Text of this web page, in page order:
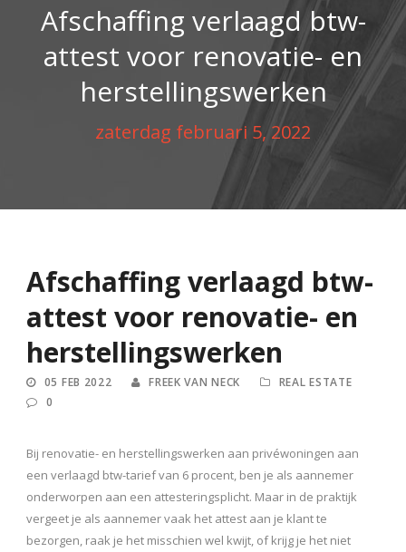
Afschaffing verlaagd btw-
attest voor renovatie- en
herstellingswerken
zaterdag februari 5, 2022
Afschaffing verlaagd btw-
attest voor renovatie- en
herstellingswerken
05 FEB 2022 FREEK VAN NECK
REAL ESTATE
0
Bij renovatie- en herstellingswerken aan privéwoningen aan
een verlaagd btw-tarief van 6 procent, ben je als aannemer
onderworpen aan een attesteringsplicht. Maar in de praktijk
vergeet je als aannemer vaak het attest aan je klant te
bezorgen, raak je het misschien wel kwijt, of krijg je het niet